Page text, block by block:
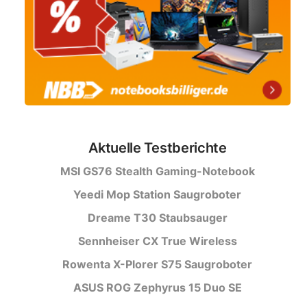
Aktuelle Testberichte
MSI GS76 Stealth Gaming-Notebook
Yeedi Mop Station Saugroboter
Dreame T30 Staubsauger
Sennheiser CX True Wireless
Rowenta X-Plorer S75 Saugroboter
ASUS ROG Zephyrus 15 Duo SE